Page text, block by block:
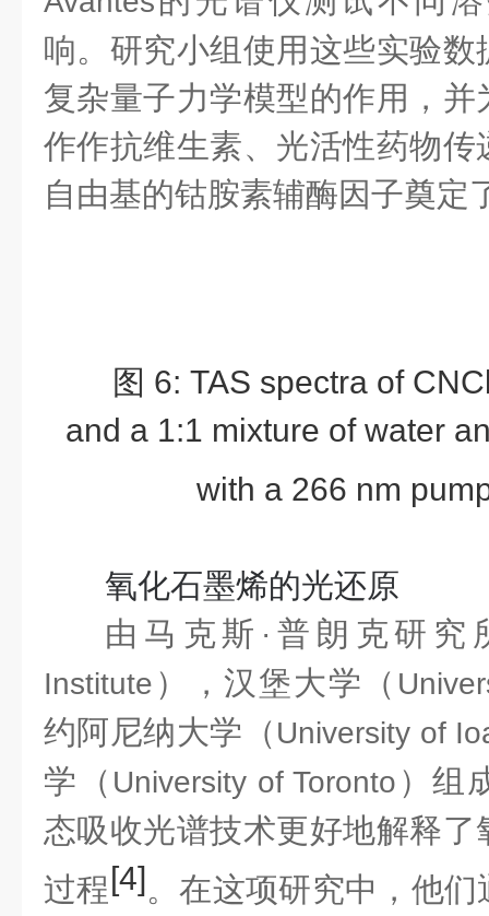
响。研究小组使用这些实验
复杂量子力学模型的作用，
作作抗维生素、光活性药物
自由基的钴胺素辅酶因子奠定
图 6: TAS spectra of
and a 1:1 mixture of water
with a 266 nm
氧化石墨烯的光还原
由马克斯 · 普朗克研究
Institute ），汉堡大学（
约阿尼纳大学（University of
学（ University of Toronto ）组
态吸收光谱技术更好地解释
过程 [4] 。在这项研究中，他